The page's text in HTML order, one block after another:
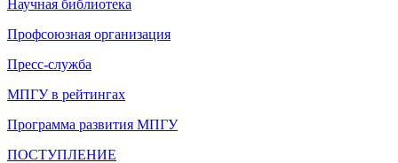
Научная библиотека
Профсоюзная организация
Пресс-служба
МПГУ в рейтингах
Программа развития МПГУ
ПОСТУПЛЕНИЕ